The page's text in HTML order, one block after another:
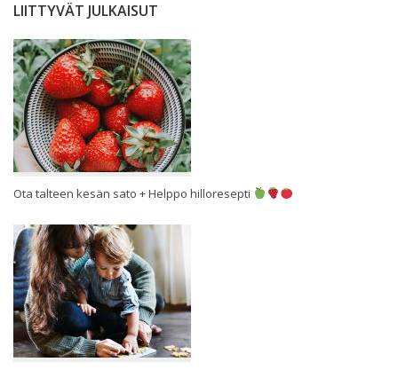
LIITTYVÄT JULKAISUT
Ota talteen kesän sato + Helppo hilloresepti